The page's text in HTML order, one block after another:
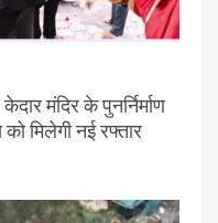
मंदिर के पुनर्निर्माण
मिलेगी नई रफ्तार